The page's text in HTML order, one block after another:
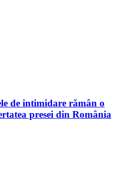
de intimidare rămân o
presei din România